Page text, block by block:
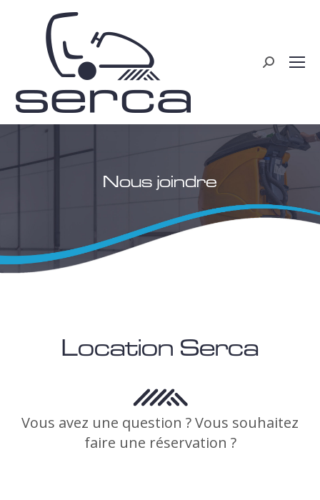
Recherche
Nous joindre
Location Serca
Vous avez une question ? Vous souhaitez
faire une réservation ?